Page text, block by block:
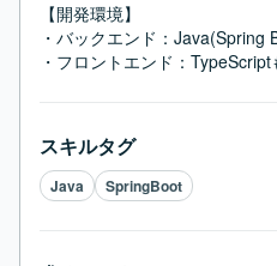
【開発環境】
・バックエンド：Java(Spring
・フロントエンド：
スキルタグ
Java SpringBoot